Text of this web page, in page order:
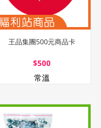
王品集團500元商品卡
$500
常溫